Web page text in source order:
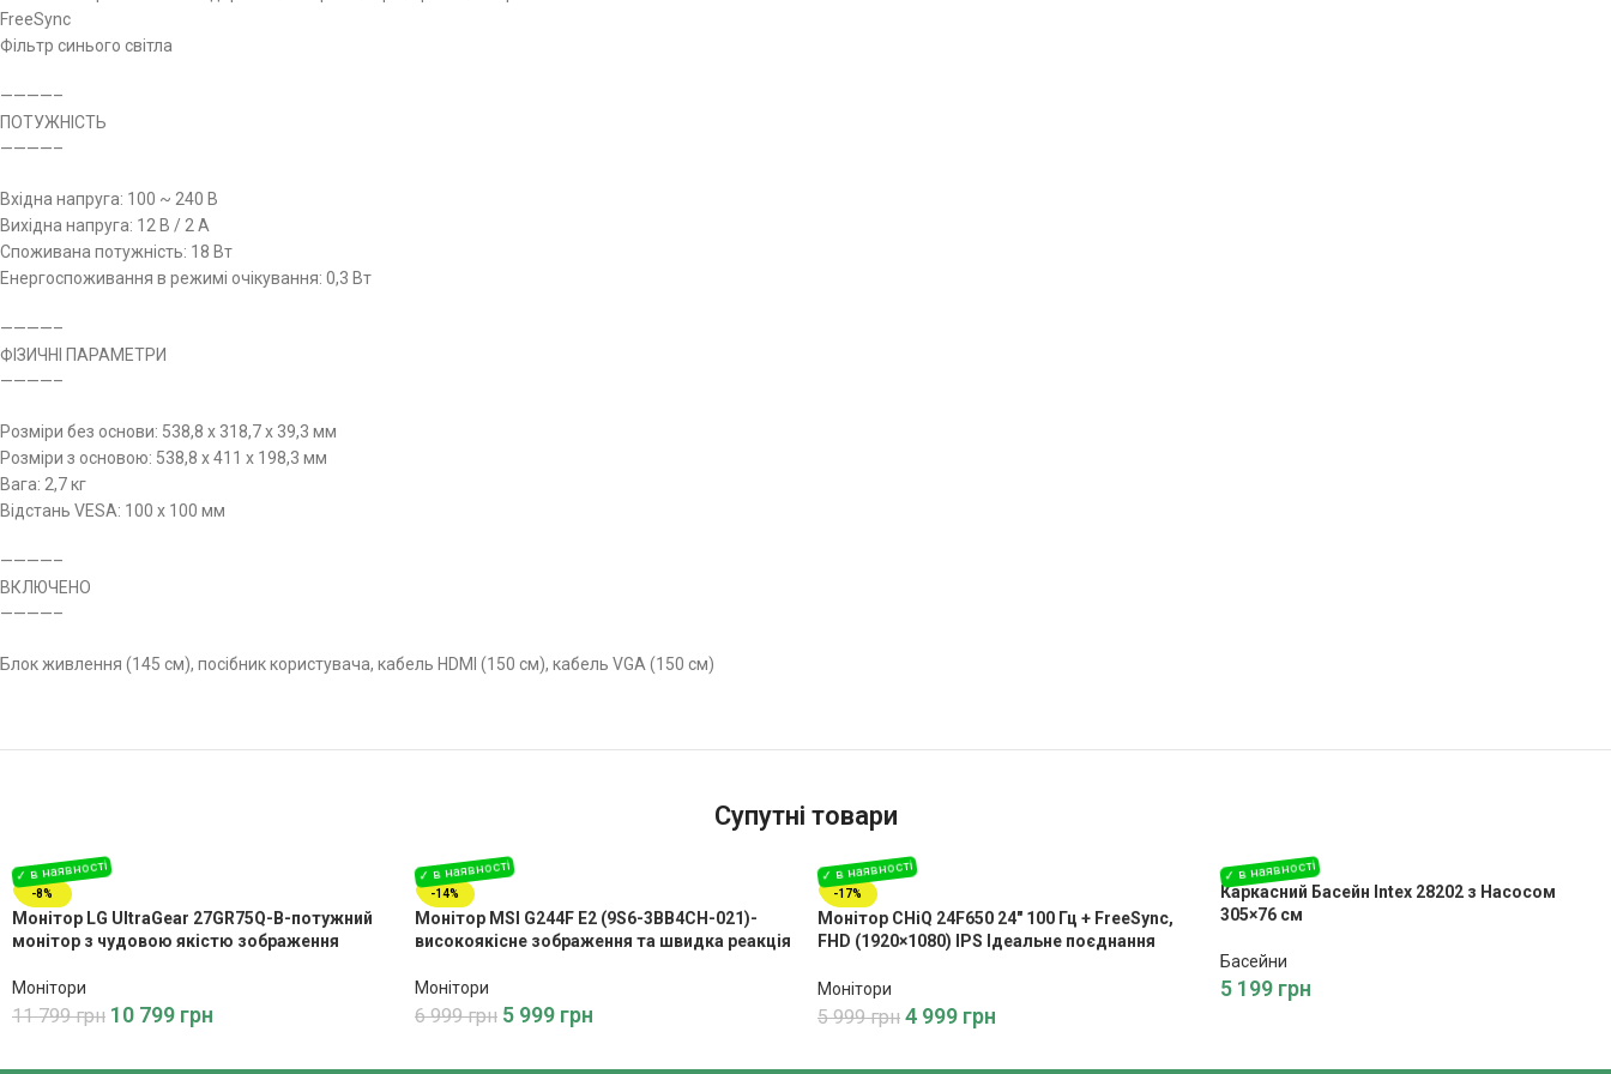
FreeSync
Фільтр синього світла
————–
ПОТУЖНІСТЬ
————–
Вхідна напруга: 100 ~ 240 В
Вихідна напруга: 12 В / 2 А
Споживана потужність: 18 Вт
Енергоспоживання в режимі очікування: 0,3 Вт
————–
ФІЗИЧНІ ПАРАМЕТРИ
————–
Розміри без основи: 538,8 x 318,7 x 39,3 мм
Розміри з основою: 538,8 x 411 x 198,3 мм
Вага: 2,7 кг
Відстань VESA: 100 x 100 мм
————–
ВКЛЮЧЕНО
————–
Блок живлення (145 см), посібник користувача, кабель HDMI (150 см), кабель VGA (150 см)
Супутні товари
-8%
Монітор LG UltraGear 27GR75Q-B-потужний
монітор з чудовою якістю зображення
Монітори
11 799грн 10 799 грн
-14%
Монітор MSI G244F E2 (9S6-3BB4CH-021)-
високоякісне зображення та швидка реакція
Монітори
6 999грн 5 999 грн
-17%
Монітор CHiQ 24F650 24″ 100 Гц + FreeSync,
FHD (1920×1080) IPS Ідеальне поєднання
Монітори
5 999грн 4 999 грн
Каркасний Басейн Intex 28202 з Насосом
305×76 см
Басейни
5 199 грн